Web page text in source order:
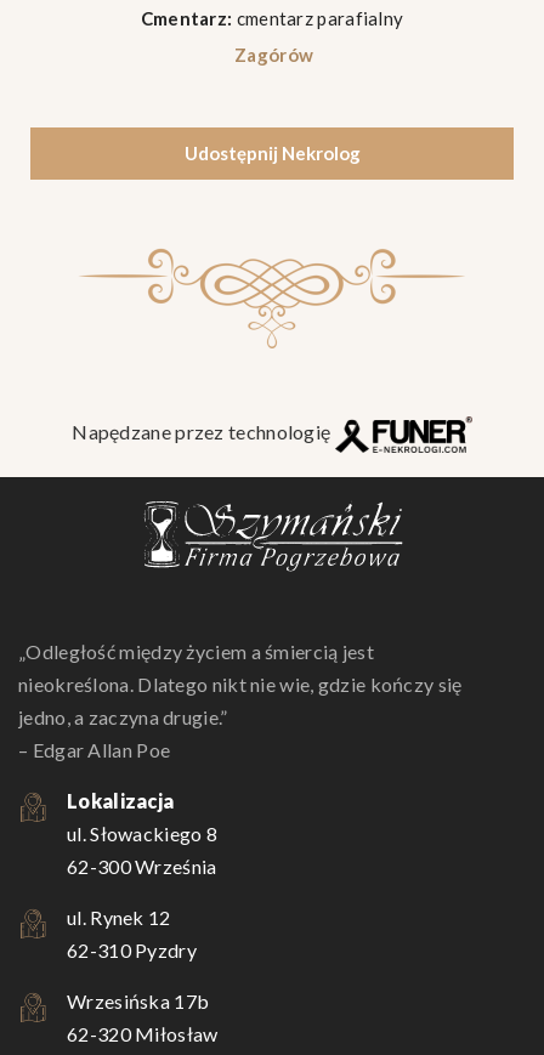
Cmentarz: cmentarz parafialny
Zagórów
Udostępnij Nekrolog
Napędzane przez technologię
„Odległość między życiem a śmiercią jest
nieokreślona. Dlatego nikt nie wie, gdzie kończy się
jedno, a zaczyna drugie.”
– Edgar Allan Poe
Lokalizacja
ul. Słowackiego 8
62-300 Września
ul. Rynek 12
62-310 Pyzdry
Wrzesińska 17b
62-320 Miłosław